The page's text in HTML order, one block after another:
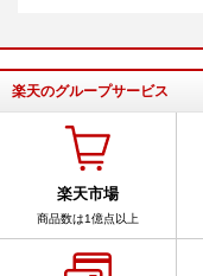
楽天のグループサービス
楽天市場
商品数は1億点以上